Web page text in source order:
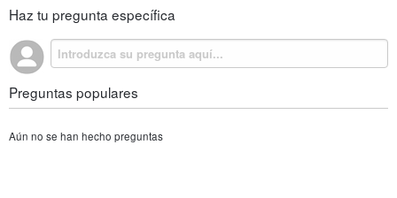
Haz tu pregunta específica
Preguntas populares
Aún no se han hecho preguntas